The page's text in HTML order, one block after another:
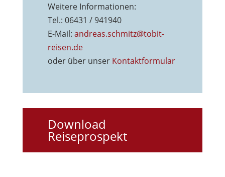
Weitere Informationen:
Tel.: 06431 / 941940
E-Mail: andreas.schmitz@tobit-
reisen.de
oder über unser Kontaktformular
Download
Reiseprospekt